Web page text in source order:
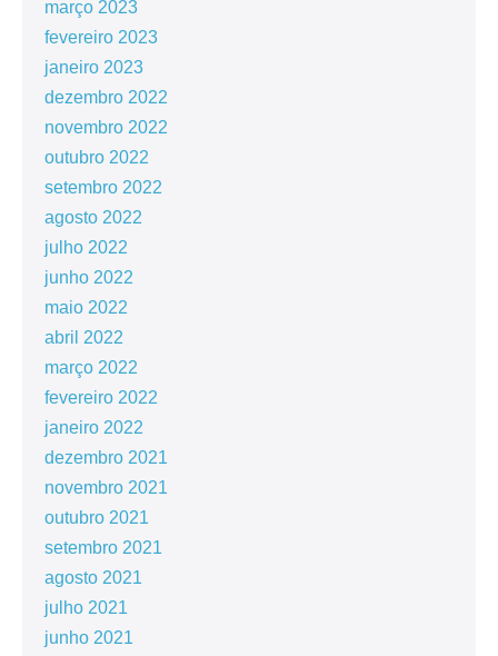
março 2023
fevereiro 2023
janeiro 2023
dezembro 2022
novembro 2022
outubro 2022
setembro 2022
agosto 2022
julho 2022
junho 2022
maio 2022
abril 2022
março 2022
fevereiro 2022
janeiro 2022
dezembro 2021
novembro 2021
outubro 2021
setembro 2021
agosto 2021
julho 2021
junho 2021